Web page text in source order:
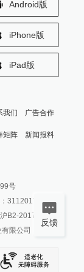
Android版
iPhone版
iPad版
我们 广告合作
矩阵
号
号
平台
新闻报料
号
31120170006
B2-2017116
限公司
反馈